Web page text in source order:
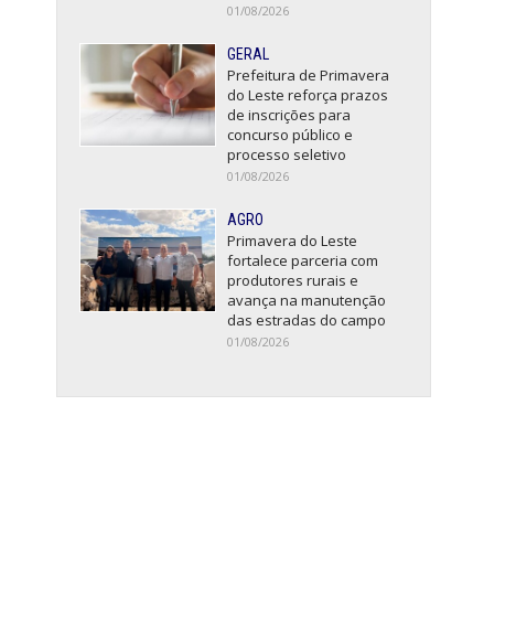
01/08/2026
GERAL
Prefeitura de Primavera
do Leste reforça prazos
de inscrições para
concurso público e
processo seletivo
01/08/2026
AGRO
Primavera do Leste
fortalece parceria com
produtores rurais e
avança na manutenção
das estradas do campo
01/08/2026